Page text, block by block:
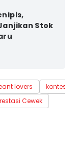
Stok
lovers
kontes
Cewek